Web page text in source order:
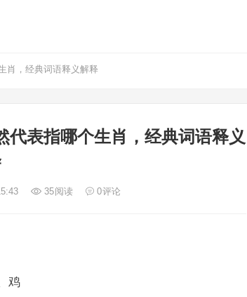
肖，经典词语释义解释
表指哪个生肖，经典词语释义
35阅读 0评论
鸡